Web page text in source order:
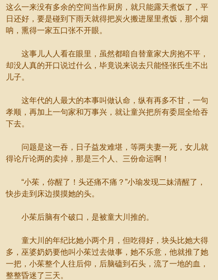
这么一来没有多余的空间当作厨房，就只能露天煮饭了，平
日还好，要是碰到下雨天就得把炭火搬进屋里煮饭，那个烟
呐，熏得一家五口张不开眼。
这事儿人人看在眼里，虽然都暗自替童家大房抱不平，
却没人真的开口说过什么，毕竟说来说去只能怪张氏生不出
儿子。
这年代的人最大的本事叫做认命，纵有再多不甘，一句
孝顺，再加上一句家和万事兴，就让童兴把所有委屈全给吞
下去。
问题是这一吞，日子益发难堪，等两夫妻一死，女儿就
得论斤论两的卖掉，那是三个人、三份命运啊！
“小茱，你醒了！头还痛不痛？”小瑜发现二妹清醒了，
快步走到床边摸摸她的头。
小茱后脑有个破口，是被童大川推的。
童大川的年纪比她小两个月，但吃得好，块头比她大得
多，巫婆奶奶要他叫小茱过去做事，她不乐意，他就推了她
一把，小茱整个人往后仰，后脑磕到石头，流了一地的血，
整整昏迷了三天。